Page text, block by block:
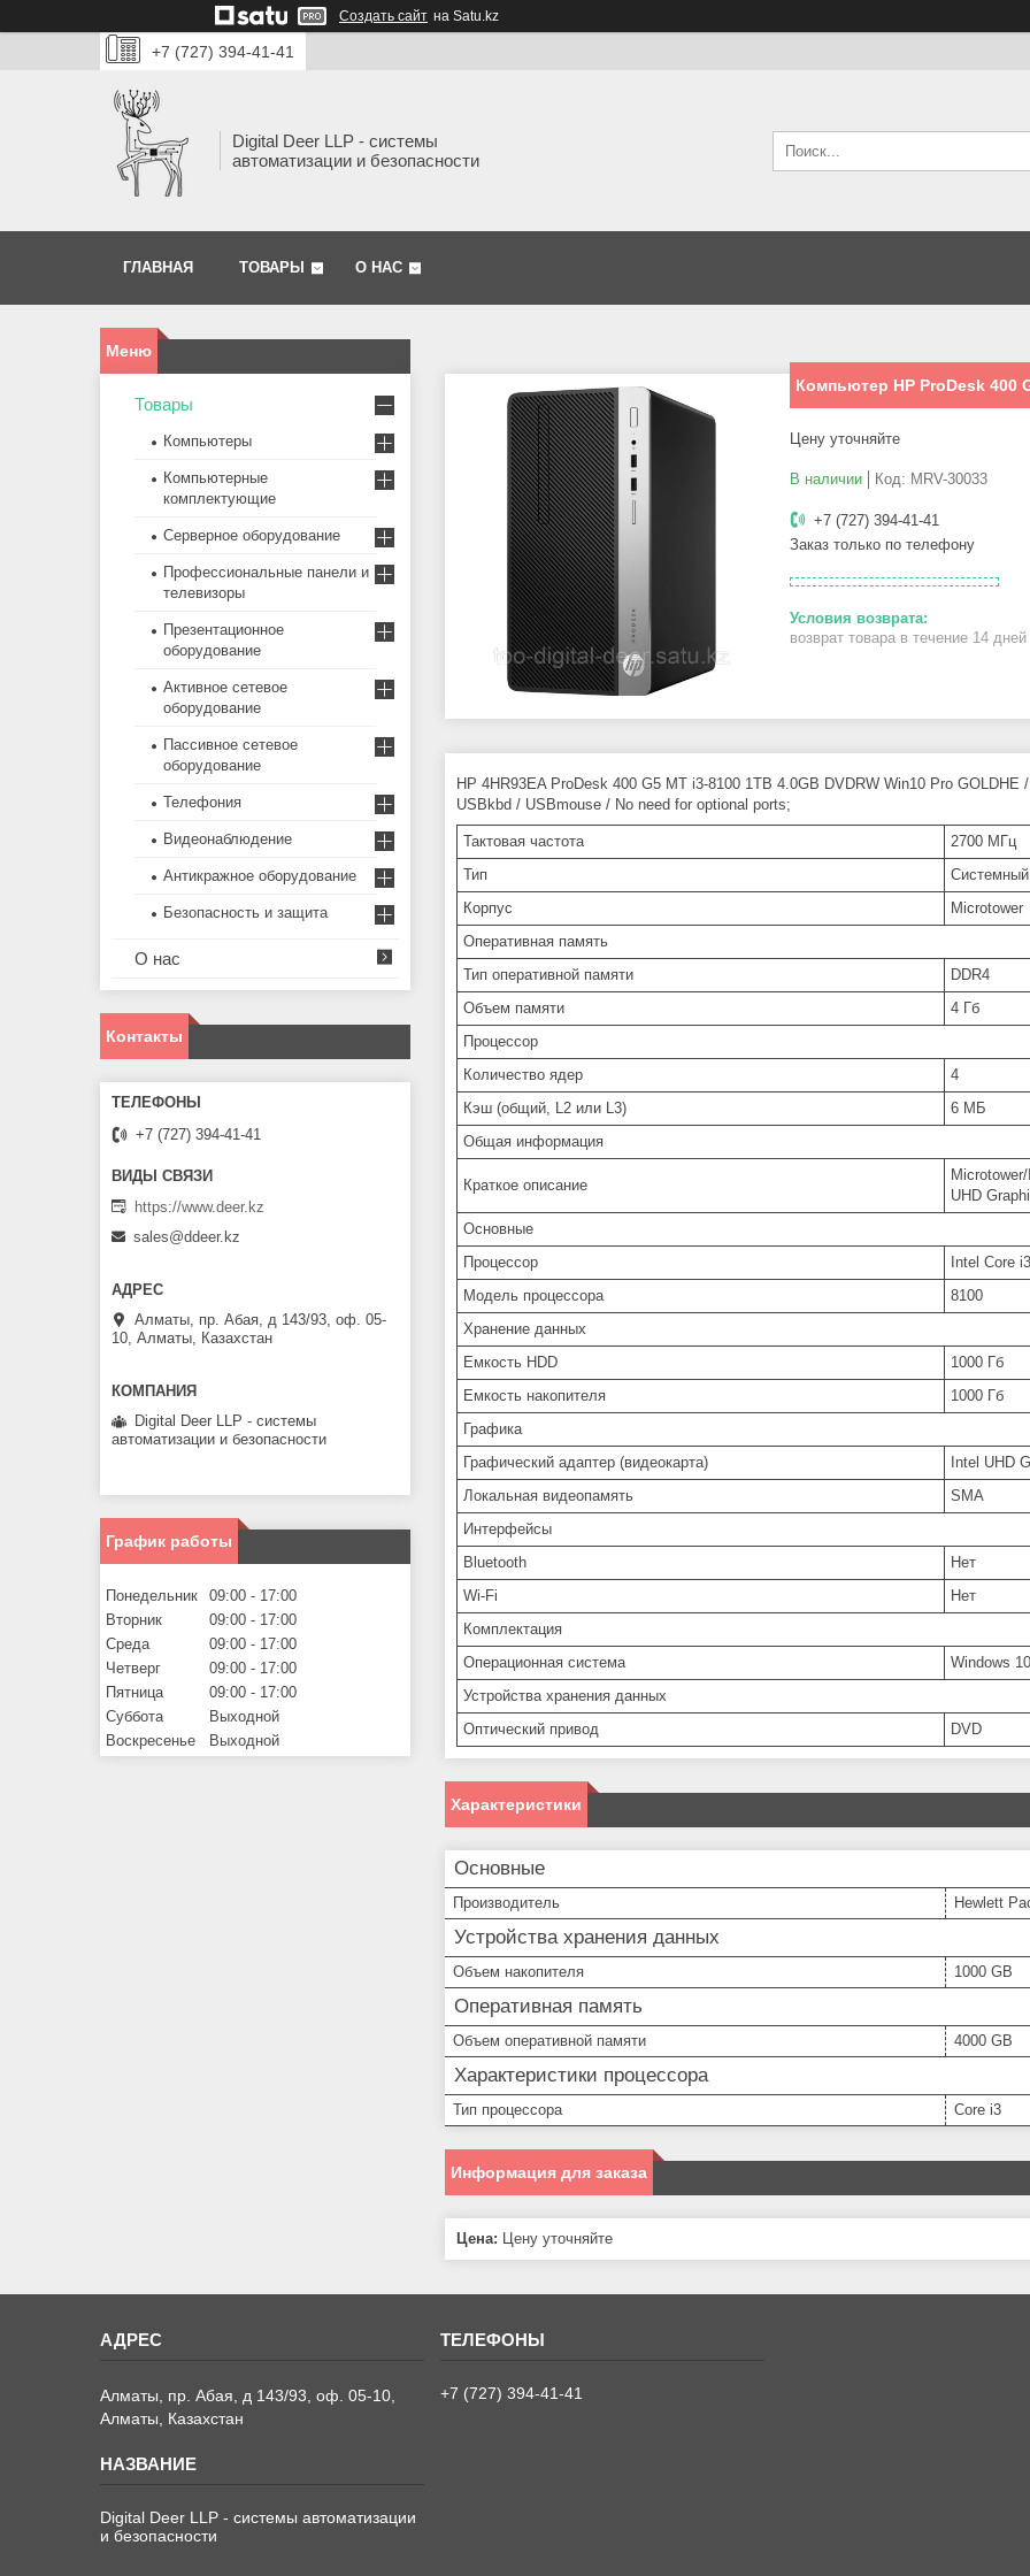
Создать сайт на Satu.kz
+7 (727) 394-41-41
Digital Deer LLP - системы
автоматизации и безопасности
ГЛАВНАЯ ТОВАРЫ О НАС
Компьютер HP ProDesk 400
Цену уточняйте
В наличии Код: MRV-30033
+7 (727) 394-41-41
Заказ только по телефону
возврат товара в течение 14 дней
HP 4HR93EA ProDesk 400 G5 MT i3-8100 1TB 4.0GB DVDRW Win10 Pro
USBkbd / USBmouse / No need for optional ports;
Тактовая частота
2700 МГц
Тип
Системный
Корпус
Microtower
Оперативная память
Тип оперативной памяти
DDR4
Объем памяти
4 Гб
Процессор
Количество ядер
4
Кэш (общий, L2 или L3)
6 МБ
Общая информация
Краткое описание
UHD
Основные
Процессор
Intel Core i3
Модель процессора
8100
Хранение данных
Емкость HDD
1000 Гб
Емкость накопителя
1000 Гб
Графика
Графический адаптер (видеокарта)
Intel UHD
Локальная видеопамять
SMA
Интерфейсы
Bluetooth
Нет
Wi-Fi
Нет
Комплектация
Операционная система
Windows
Устройства хранения данных
Оптический привод
DVD
Характеристики
Основные
Производитель Hewlett
Устройства хранения данных
Объем накопителя 1000 GB
Оперативная память
Объем оперативной памяти 4000 GB
Характеристики процессора
Тип процессора Core i3
Информация для заказа
Цена: Цену уточняйте
Товары
Компьютеры
Компьютерные
комплектующие
Серверное оборудование
Профессиональные панели и
телевизоры
Презентационное
оборудование
Активное сетевое
оборудование
Пассивное сетевое
оборудование
Телефония
Видеонаблюдение
Антикражное оборудование
Безопасность и защита
О нас
Контакты
+7 (727) 394-41-41
https://www.deer.kz
sales@ddeer.kz
Алматы, пр. Абая, д 143/93, оф. 05-
10, Алматы, Казахстан
Digital Deer LLP - системы
автоматизации и безопасности
График работы
Понедельник 09:00
17:00
Вторник
09:00
17:00
Среда
09:00
17:00
Четверг
09:00
17:00
Пятница
09:00
17:00
Суббота
Выходной
Воскресенье
Выходной
Алматы, пр. Абая, д 143/93, оф. 05-10,
Алматы, Казахстан
Digital Deer LLP - системы автоматизации
и безопасности
+7 (727) 394-41-41